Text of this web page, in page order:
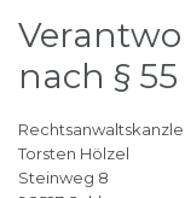
nach §
Torsten Hölzel
Steinweg 8